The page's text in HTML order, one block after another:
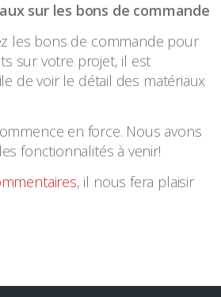
sur les bons de commande
les bons de commande pour
sur votre projet, il est
de voir le détail des matériaux
en force. Nous avons
fonctionnalités à venir!
, il nous fera plaisir